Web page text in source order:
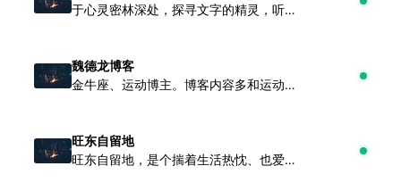
于心灵密林深处，探寻文字的精灵，听见彼此的回声。
魏德龙博客
金牛座、运动博主。博客内容多和运动方式相关,领域包含不限于铁、格斗、体能。
旺东自留地
旺东自留地，是个揣着生活热忱、也爱偷闲“摸鱼”的个人小博客。